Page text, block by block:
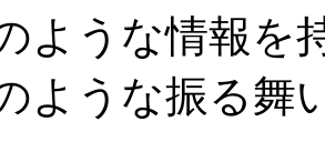
ような情報を
ような振る舞